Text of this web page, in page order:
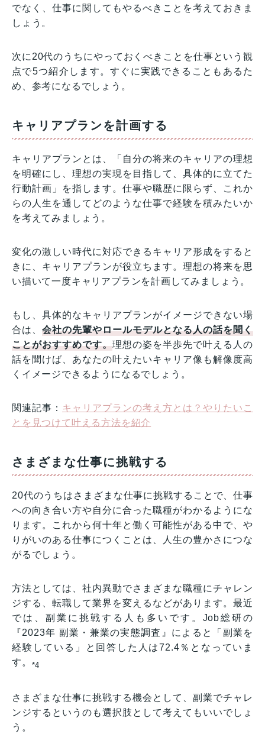
でなく、仕事に関してもやるべきことを考えておきま
しょう。
次に20代のうちにやっておくべきことを仕事という観
点で5つ紹介します。すぐに実践できることもあるた
め、参考になるでしょう。
キャリアプランを計画する
キャリアプランとは、「自分の将来のキャリアの理想
を明確にし、理想の実現を目指して、具体的に立てた
行動計画」を指します。仕事や職歴に限らず、これか
らの人生を通してどのような仕事で経験を積みたいか
を考えてみましょう。
変化の激しい時代に対応できるキャリア形成をすると
きに、キャリアプランが役立ちます。理想の将来を思
い描いて一度キャリアプランを計画してみましょう。
もし、具体的なキャリアプランがイメージできない場
合は、会社の先輩やロールモデルとなる人の話を聞く
ことがおすすめです。理想の姿を半歩先で叶える人の
話を聞けば、あなたの叶えたいキャリア像も解像度高
くイメージできるようになるでしょう。
関連記事： キャリアプランの考え方とは？やりたいこ
とを見つけて叶える方法を紹介
さまざまな仕事に挑戦する
20代のうちはさまざまな仕事に挑戦することで、仕事
への向き合い方や自分に合った職種がわかるようにな
ります。これから何十年と働く可能性がある中で、や
りがいのある仕事につくことは、人生の豊かさにつな
がるでしょう。
方法としては、社内異動でさまざまな職種にチャレン
ジする、転職して業界を変えるなどがあります。最近
では、副業に挑戦する人も多いです。Job総研の
『2023年 副業・兼業の実態調査』によると「副業を
経験している」と回答した人は72.4％となっていま
す。 *4
さまざまな仕事に挑戦する機会として、副業でチャレ
ンジするというのも選択肢として考えてもいいでしょ
う。